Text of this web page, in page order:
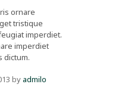
ornare
tristique
imperdiet.
imperdiet
dictum.
byadmilo